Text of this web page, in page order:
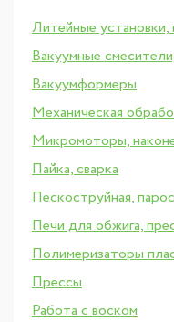
Литейные
Вакуумные
Вакуумформеры
Механическая
Микромоторы,
Пайка, сварка
Пескоструйная,
Печи для обжига,
Полимеризаторы
Прессы
Работа с воском